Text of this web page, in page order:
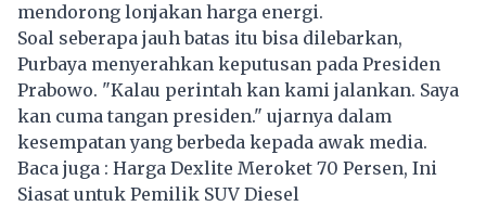
mendorong lonjakan harga energi.
Soal seberapa jauh batas itu bisa dilebarkan,
Purbaya menyerahkan keputusan pada Presiden
Prabowo. "Kalau perintah kan kami jalankan. Saya
kan cuma tangan presiden." ujarnya dalam
kesempatan yang berbeda kepada awak media.
Baca juga : Harga Dexlite Meroket 70 Persen, Ini
Siasat untuk Pemilik SUV Diesel